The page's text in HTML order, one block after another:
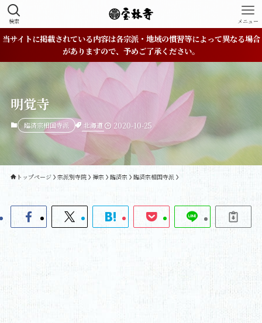
検索 メニュー
当サイトに掲載されている内容は各宗派・地域の慣習等によって異なる場合
がありますので、予めご了承ください。
明覚寺
臨済宗相国寺派 北海道 2020-10-25
トップページ 宗派別寺院 禅宗 臨済宗 臨済宗相国寺派